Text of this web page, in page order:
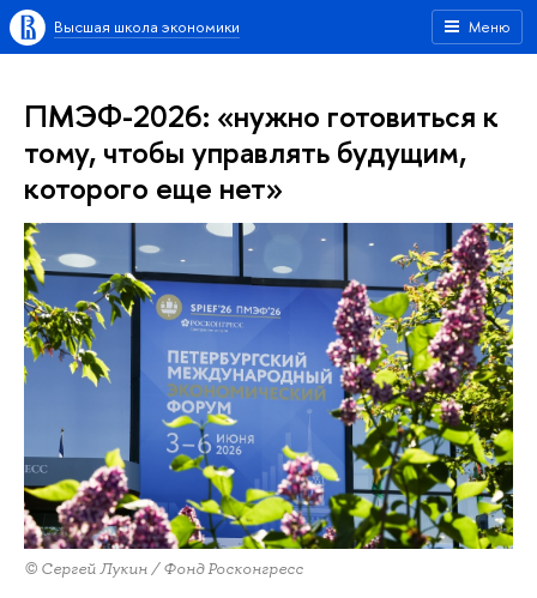
Меню
Высшая школа экономики
ПМЭФ-2026: «нужно готовиться к
тому, чтобы управлять будущим,
которого еще нет»
© Сергей Лукин / Фонд Росконгресс